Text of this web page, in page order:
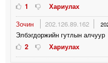
1
Хариулах
Зочин
202.126.89.162
Элбэгдоржийн гутлын алчуур
2
Хариулах